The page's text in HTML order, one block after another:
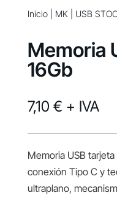
Inicio| MK| USB
Memoria
16Gb
7,10 € + IVA
Memoria USB
conexión Tipo C y
ultraplano,